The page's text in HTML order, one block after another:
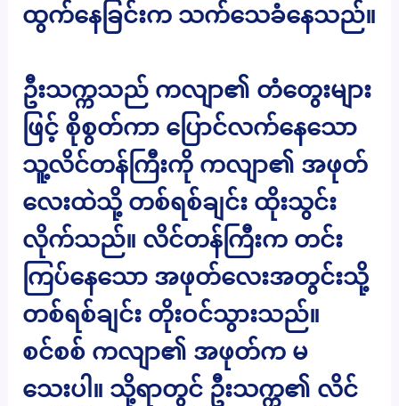
ထွက်နေခြင်းက သက်သေခံနေသည်။
ဦးသက္ကသည် ကလျာ၏ တံတွေးများ
ဖြင့် စိုစွတ်ကာ ပြောင်လက်နေသော
သူ့လိင်တန်ကြီးကို ကလျာ၏ အဖုတ်
လေးထဲသို့ တစ်ရစ်ချင်း ထိုးသွင်း
လိုက်သည်။ လိင်တန်ကြီးက တင်း
ကြပ်နေသော အဖုတ်လေးအတွင်းသို့
တစ်ရစ်ချင်း တိုးဝင်သွားသည်။
စင်စစ် ကလျာ၏ အဖုတ်က မ
သေးပါ။ သို့ရာတွင် ဦးသက္က၏ လိင်